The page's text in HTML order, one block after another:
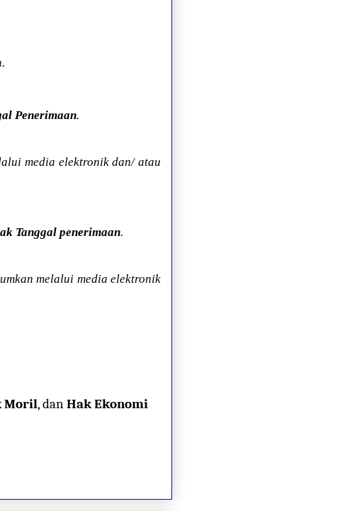
Penerimaan.
media elektronik dan/ atau
Tanggal penerimaan.
melalui media elektronik
Moril, danHak Ekonomi